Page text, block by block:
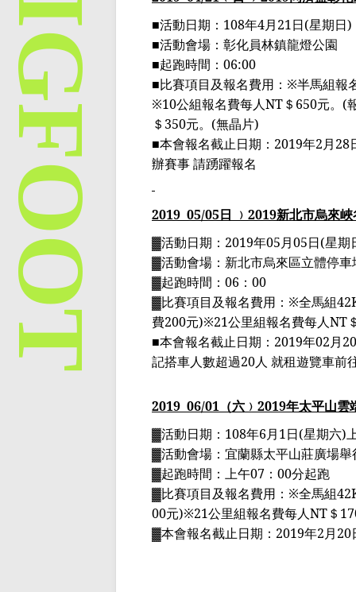
■活動日期： 108年4月21日(星期日)
■活動會場：彰化員林鎮龍燈公園
■起跑時間： 06:00
■比賽項目及報名費用： ※半馬組報
※10公組報名費每人NT＄ 650元。 (
＄ 350元。 (無晶片)
■本會報名截止日期： 2019年2月28
辦賽事 請踴躍報名
2019 05/05日 ﹚ 2019新北市烏來
▓活動日期： 2019年05月05日(星期
▓活動會場： 新北市烏來區立體停
▓起跑時間： 06 ： 00
▓比賽項目及報名費用： ※全馬組
費200元)※21公里組報名費每人NT
■本會報名截止日期： 2019年02月20
記搭車人數超過20人 就租遊覽車前
2019 06/01 （六﹚ 2019年太平山雲
▓活動日期： 108年6月1日(星期六)
▓活動會場：宜蘭縣太平山莊廣場舉
▓起跑時間：上午07 ： 00分起跑
▓比賽項目及報名費用： ※全馬組
00元)※21公里組報名費每人NT＄
▓本會報名截止日期： 2019年2月20